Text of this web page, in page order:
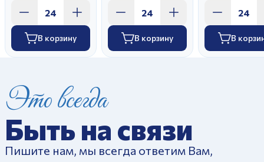
В корзину В корзину В
Это всегда
Быть на связи
Пишите нам, мы всегда ответим Вам,